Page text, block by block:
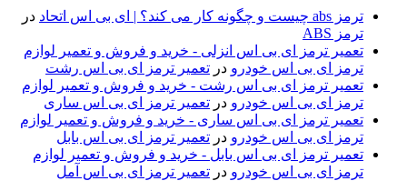
ترمز abs چیست و چگونه کار می کند؟ | ای بی اس اتحاد
در
ترمز ABS
تعمیر ترمز ای بی اس انزلی - خرید و فروش و تعمیر لوازم
ترمز ای بی اس خودرو در تعمیر ترمز ای بی اس رشت
تعمیر ترمز ای بی اس رشت - خرید و فروش و تعمیر لوازم
ترمز ای بی اس خودرو در تعمیر ترمز ای بی اس ساری
تعمیر ترمز ای بی اس ساری - خرید و فروش و تعمیر لوازم
ترمز ای بی اس خودرو در تعمیر ترمز ای بی اس بابل
تعمیر ترمز ای بی اس بابل - خرید و فروش و تعمیر لوازم
ترمز ای بی اس خودرو در تعمیر ترمز ای بی اس آمل